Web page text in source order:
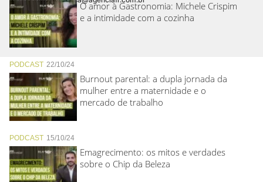
O amor à Gastronomia: Michele Crispim
e a intimidade com a cozinha
PODCAST 22/10/24
Burnout parental: a dupla jornada da
mulher entre a maternidade e o
mercado de trabalho
PODCAST 15/10/24
Emagrecimento: os mitos e verdades
sobre o Chip da Beleza